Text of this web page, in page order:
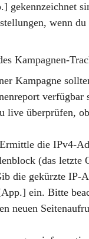
gekennzeichnet
wenn
Kampagnen-
Kampagne
verfügbar
live überprüfen,
die IPv4-
(das letzte
die gekürzte IP-
ein. Bitte
neuen